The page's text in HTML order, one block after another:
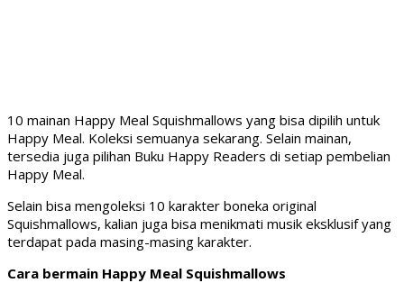
10 mainan Happy Meal Squishmallows yang bisa dipilih untuk
Happy Meal. Koleksi semuanya sekarang. Selain mainan,
tersedia juga pilihan Buku Happy Readers di setiap pembelian
Happy Meal.
Selain bisa mengoleksi 10 karakter boneka original
Squishmallows, kalian juga bisa menikmati musik eksklusif yang
terdapat pada masing-masing karakter.
Cara bermain Happy Meal Squishmallows